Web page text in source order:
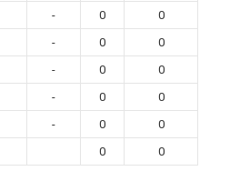
- 0
0
- 0
0
- 0
0
- 0
0
- 0
0
0 0